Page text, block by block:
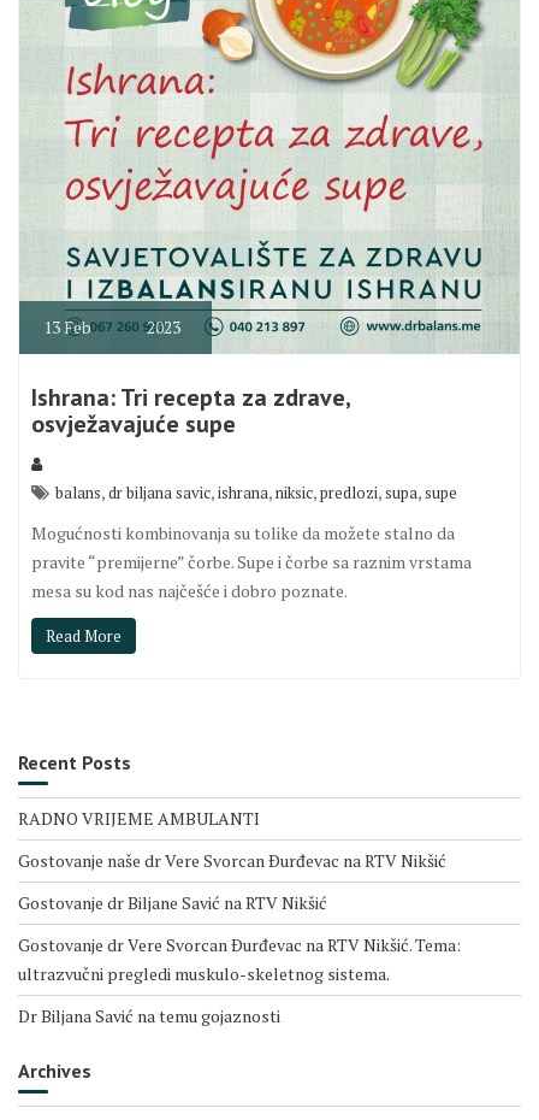
13Feb 2023
Ishrana: Tri recepta za zdrave,
osvježavajuće supe
balans,dr biljana savic,ishrana,niksic,predlozi,supa,supe
Mogućnosti kombinovanja su tolike da možete stalno da
pravite “premijerne” čorbe. Supe i čorbe sa raznim vrstama
mesa su kod nas najčešće i dobro poznate.
Read More
Recent Posts
RADNO VRIJEME AMBULANTI
Gostovanje naše dr Vere Svorcan Ðurđevac na RTV Nikšić
Gostovanje dr Biljane Savić na RTV Nikšić
Gostovanje dr Vere Svorcan Ðurđevac na RTV Nikšić. Tema:
ultrazvučni pregledi muskulo-skeletnog sistema.
Dr Biljana Savić na temu gojaznosti
Archives